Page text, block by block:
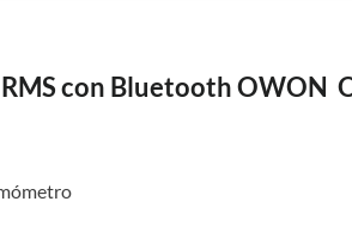
con Bluetooth OWON